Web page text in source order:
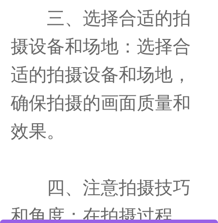
三、选择合适的拍
摄设备和场地：选择合
适的拍摄设备和场地，
确保拍摄的画面质量和
效果。
四、注意拍摄技巧
和角度：在拍摄过程